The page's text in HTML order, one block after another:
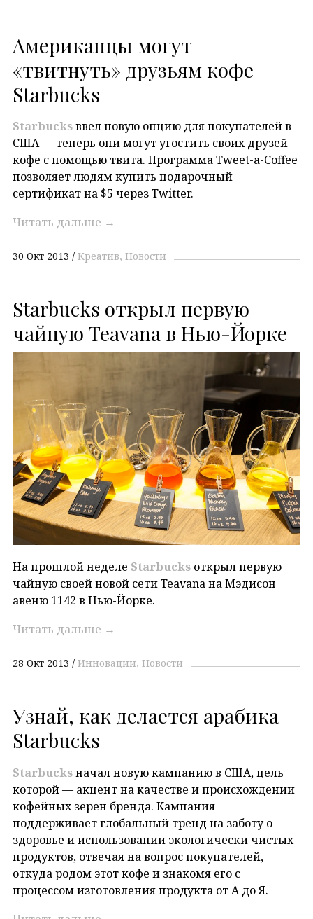
Американцы могут
«твитнуть» друзьям кофе
Starbucks
Starbucksввел новую опцию для покупателей в
США — теперь они могут угостить своих друзей
кофе с помощью твита. Программа Tweet-a-Coffee
позволяет людям купить подарочный
сертификат на $5 через Twitter.
Читать дальше →
30 Окт 2013 Креатив Новости
Starbucks открыл первую
чайную Teavana в Нью-Йорке
На прошлой неделе Starbucks открыл первую
чайную своей новой сети Teavana на Мэдисон
авеню 1142 в Нью-Йорке.
Читать дальше →
28 Окт 2013 Инновации Новости
Узнай, как делается арабика
Starbucks
Starbucksначал новую кампанию в США, цель
которой — акцент на качестве и происхождении
кофейных зерен бренда. Кампания
поддерживает глобальный тренд на заботу о
здоровье и использовании экологически чистых
продуктов, отвечая на вопрос покупателей,
откуда родом этот кофе и знакомя его с
процессом изготовления продукта от А до Я.